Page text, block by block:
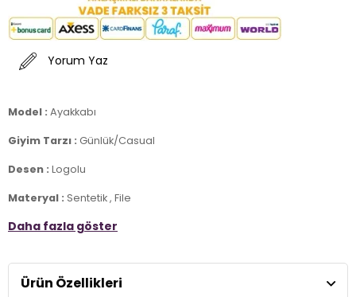
Yorum Yaz
Model : Ayakkabı
Giyim Tarzı : Günlük/Casual
Desen : Logolu
Materyal : Sentetik , File
Kapama Bilgisi :Bağcıklı
Burun Tipi :Yuvarlak
Daha fazla göster
Ürün Özellikleri